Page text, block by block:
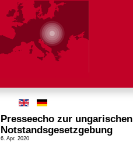
Presseecho zur ungarischen
Notstandsgesetzgebung
6. Apr. 2020